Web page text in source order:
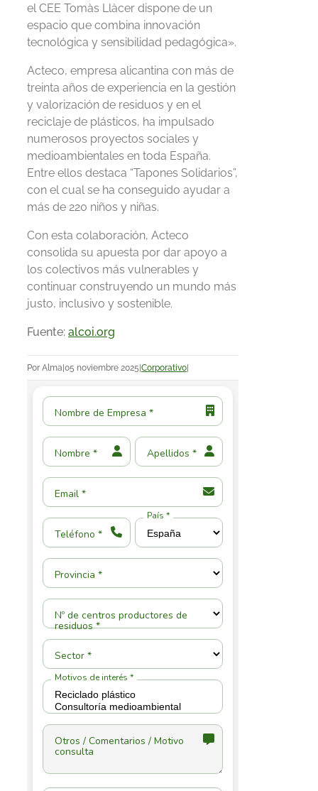
el CEE Tomàs Llàcer dispone de un
espacio que combina innovación
tecnológica y sensibilidad pedagógica».
Acteco, empresa alicantina con más de
treinta años de experiencia en la gestión
y valorización de residuos y en el
reciclaje de plásticos, ha impulsado
numerosos proyectos sociales y
medioambientales en toda España.
Entre ellos destaca “Tapones Solidarios”,
con el cual se ha conseguido ayudar a
más de 220 niños y niñas.
Con esta colaboración, Acteco
consolida su apuesta por dar apoyo a
los colectivos más vulnerables y
continuar construyendo un mundo más
justo, inclusivo y sostenible.
Fuente: alcoi.org
Por Alma|05 noviembre 2025|Corporativo|